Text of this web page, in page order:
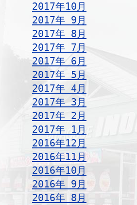
2017年10月
2017年 9月
2017年 8月
2017年 7月
2017年 6月
2017年 5月
2017年 4月
2017年 3月
2017年 2月
2017年 1月
2016年12月
2016年11月
2016年10月
2016年 9月
2016年 8月